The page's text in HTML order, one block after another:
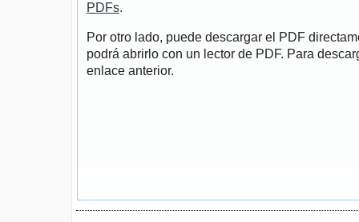
PDFs.
Por otro lado, puede descargar el PDF
podrá abrirlo con un lector de PDF. Para
enlace anterior.